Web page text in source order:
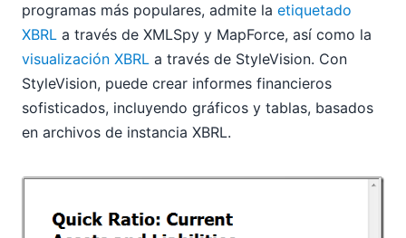
programas más populares, admite la etiquetado
XBRL a través de XMLSpy y MapForce, así como la
visualización XBRL a través de StyleVision. Con
StyleVision, puede crear informes financieros
sofisticados, incluyendo gráficos y tablas, basados
en archivos de instancia XBRL.